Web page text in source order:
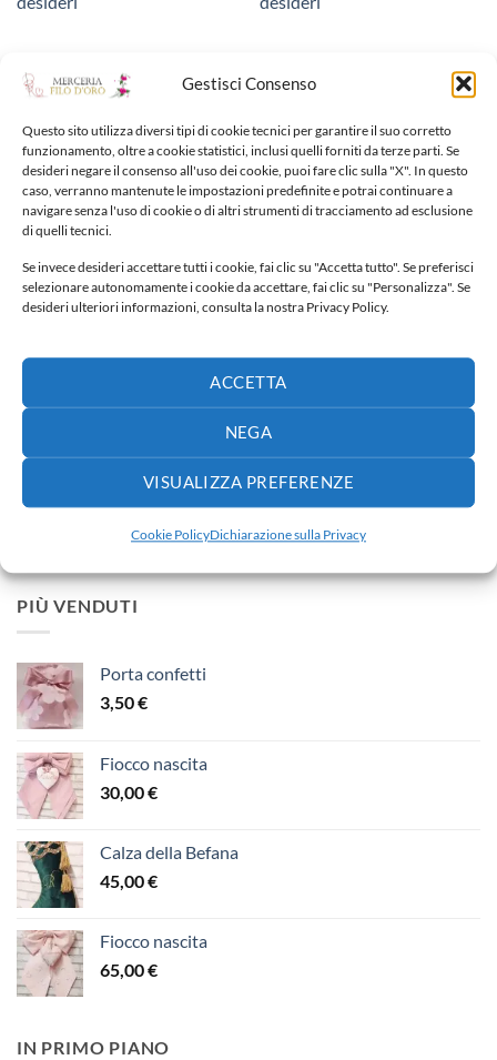
Gestisci Consenso
Questo sito utilizza diversi tipi di cookie tecnici per garantire il suo corretto
funzionamento, oltre a cookie statistici, inclusi quelli forniti da terze parti. Se
desideri negare il consenso all'uso dei cookie, puoi fare clic sulla "X". In questo
caso, verranno mantenute le impostazioni predefinite e potrai continuare a
navigare senza l'uso di cookie o di altri strumenti di tracciamento ad esclusione
di quelli tecnici.
Se invece desideri accettare tutti i cookie, fai clic su "Accetta tutto". Se preferisci
selezionare autonomamente i cookie da accettare, fai clic su "Personalizza". Se
desideri ulteriori informazioni, consulta la nostra Privacy Policy.
ACCETTA
NEGA
VISUALIZZA PREFERENZE
Cookie PolicyDichiarazione sulla Privacy
NUOVI ARRIVI
Fiocco nascita
65,00
€
Fiocco nascita
Fiocco nascita
65,00
€
PIÙ VENDUTI
Porta confetti
3,50€
Fiocco nascita
30,00€
Calza della Befana
45,00€
Fiocco nascita
65,00€
IN PRIMO PIANO